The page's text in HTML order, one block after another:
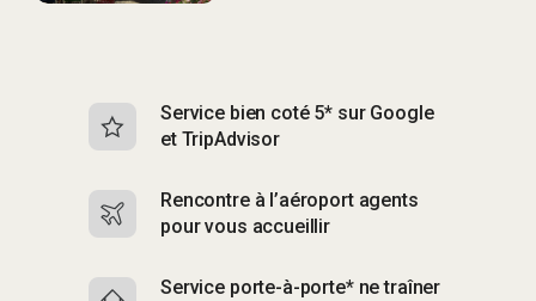
Service bien coté 5* sur Google
et TripAdvisor
Rencontre à l’aéroport agents
pour vous accueillir
Service porte-à-porte* ne traîner